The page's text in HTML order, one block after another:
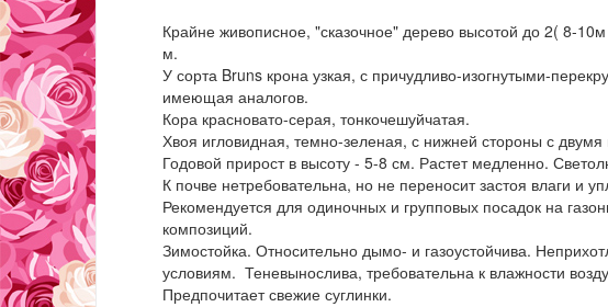
Крайне живописное, "сказочное" дерево высотой до 2( 8-
м.
У сорта Bruns крона узкая, с причудливо-изогнутыми-
имеющая аналогов.
Кора красновато-серая, тонкочешуйчатая.
Хвоя игловидная, темно-зеленая, с нижней стороны с
Годовой прирост в высоту - 5-8 см. Растет медленно.
К почве нетребовательна, но не переносит застоя влаги и
Рекомендуется для одиночных и групповых посадок на
композиций.
Зимостойка. Относительно дымо- и газоустойчива.
условиям. Теневынослива, требовательна к влажности
Предпочитает свежие суглинки.